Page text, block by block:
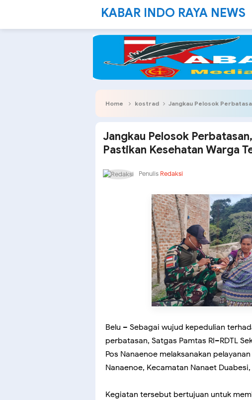
KABAR INDO RAYA NEWS
Home kostrad Jangkau Pelosok Perbatasan,
Jangkau Pelosok
Pastikan Kesehatan Warga
Penulis Redaksi
Belu – Sebagai wujud kepedulian
perbatasan, Satgas Pamtas RI–RDTL
Pos Nanaenoe melaksanakan
Nanaenoe, Kecamatan Nanaet
Kegiatan tersebut bertujuan untuk